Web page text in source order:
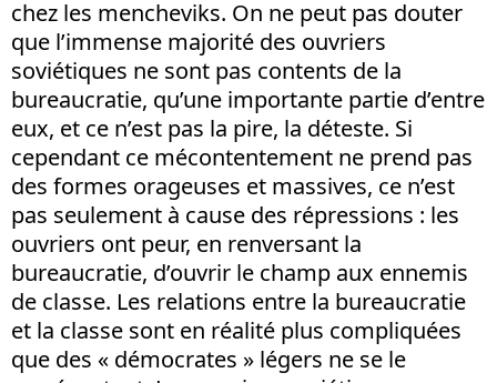
chez les mencheviks. On ne peut pas douter
que l’immense majorité des ouvriers
soviétiques ne sont pas contents de la
bureaucratie, qu’une importante partie d’entre
eux, et ce n’est pas la pire, la déteste. Si
cependant ce mécontentement ne prend pas
des formes orageuses et massives, ce n’est
pas seulement à cause des répressions : les
ouvriers ont peur, en renversant la
bureaucratie, d’ouvrir le champ aux ennemis
de classe. Les relations entre la bureaucratie
et la classe sont en réalité plus compliquées
que des « démocrates » légers ne se le